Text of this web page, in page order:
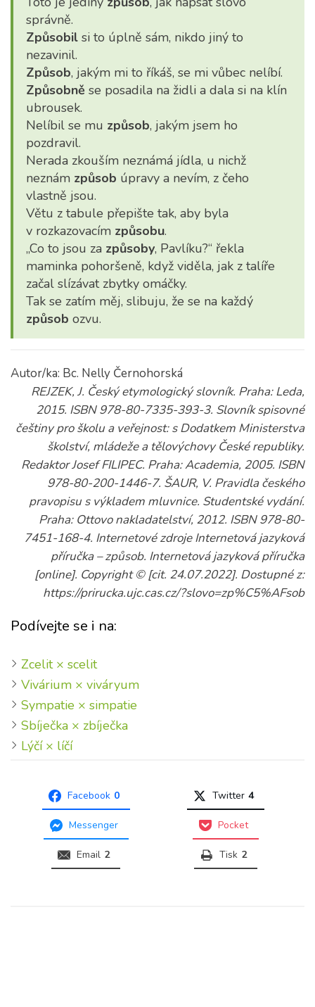
správně.
Způsobil si to úplně sám, nikdo jiný to
nezavinil.
Způsob, jakým mi to říkáš, se mi vůbec nelíbí.
Způsobně se posadila na židli a dala si na klín
ubrousek.
Nelíbil se mu způsob, jakým jsem ho
pozdravil.
Nerada zkouším neznámá jídla, u nichž
neznám způsob úpravy a nevím, z čeho
vlastně jsou.
Větu z tabule přepište tak, aby byla
v rozkazovacím způsobu.
„Co to jsou za způsoby, Pavlíku?“ řekla
maminka pohoršeně, když viděla, jak z talíře
začal slízávat zbytky omáčky.
Tak se zatím měj, slibuju, že se na každý
způsob ozvu.
Autor/ka: Bc. Nelly Černohorská
REJZEK, J. Český etymologický slovník. Praha: Leda,
2015. ISBN 978-80-7335-393-3. Slovník spisovné
češtiny pro školu a veřejnost: s Dodatkem Ministerstva
školství, mládeže a tělovýchovy České republiky.
Redaktor Josef FILIPEC. Praha: Academia, 2005. ISBN
978-80-200-1446-7. ŠAUR, V. Pravidla českého
pravopisu s výkladem mluvnice. Studentské vydání.
Praha: Ottovo nakladatelství, 2012. ISBN 978-80-
7451-168-4. Internetové zdroje Internetová jazyková
příručka – způsob. Internetová jazyková příručka
[online]. Copyright © [cit. 24.07.2022]. Dostupné z:
https://prirucka.ujc.cas.cz/?slovo=zp%C5%AFsob
Podívejte se i na:
Zcelit × scelit
Vivárium × viváryum
Sympatie × simpatie
Sbíječka × zbíječka
Lýčí × líčí
Facebook 0 Twitter 4
Messenger Pocket
Email 2 Tisk 2